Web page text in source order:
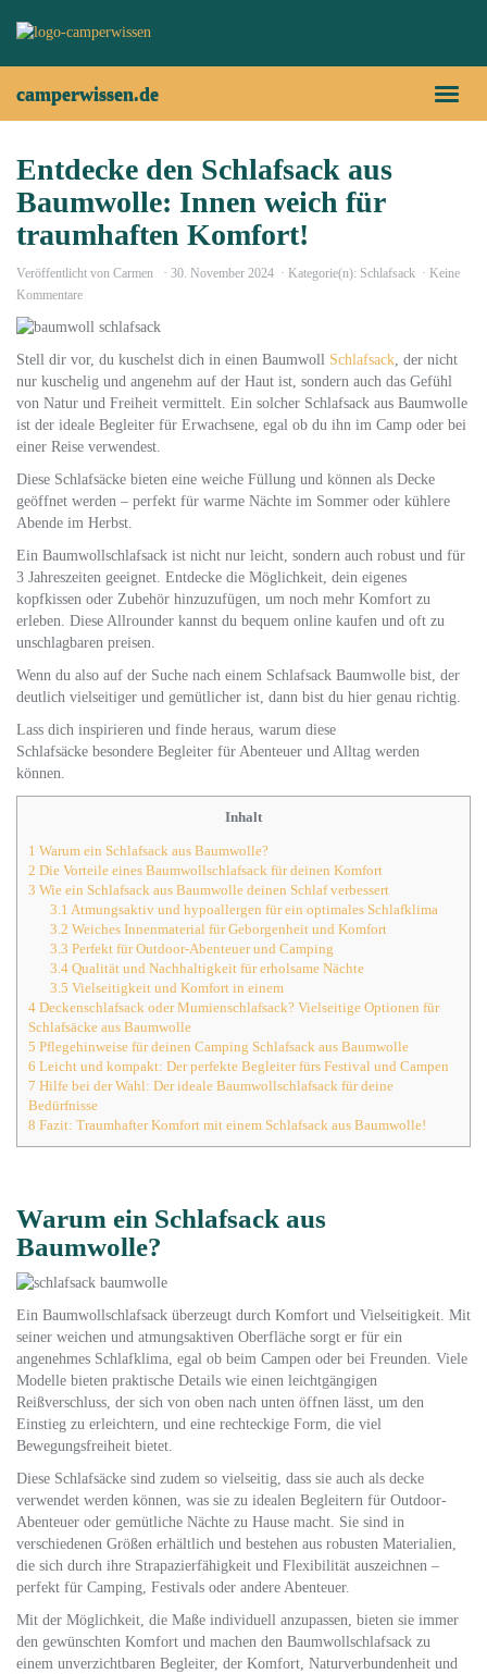
Toggle
camperwissen.de
Entdecke den Schlafsack aus
Baumwolle: Innen weich für
traumhaften Komfort!
Veröffentlicht von Carmen 30. November 2024 Kategorie(n): Schlafsack
Keine
Kommentare
Stell dir vor, du kuschelst dich in einen Baumwoll Schlafsack, der nicht
nur kuschelig und angenehm auf der Haut ist, sondern auch das Gefühl
von Natur und Freiheit vermittelt. Ein solcher Schlafsack aus Baumwolle
ist der ideale Begleiter für Erwachsene, egal ob du ihn im Camp oder bei
einer Reise verwendest.
Diese Schlafsäcke bieten eine weiche Füllung und können als Decke
geöffnet werden – perfekt für warme Nächte im Sommer oder kühlere
Abende im Herbst.
Ein Baumwollschlafsack ist nicht nur leicht, sondern auch robust und für
3 Jahreszeiten geeignet. Entdecke die Möglichkeit, dein eigenes
kopfkissen oder Zubehör hinzuzufügen, um noch mehr Komfort zu
erleben. Diese Allrounder kannst du bequem online kaufen und oft zu
unschlagbaren preisen.
Wenn du also auf der Suche nach einem Schlafsack Baumwolle bist, der
deutlich vielseitiger und gemütlicher ist, dann bist du hier genau richtig.
Lass dich inspirieren und finde heraus, warum diese
Schlafsäcke besondere Begleiter für Abenteuer und Alltag werden
können.
Inhalt
1 Warum ein Schlafsack aus Baumwolle?
2 Die Vorteile eines Baumwollschlafsack für deinen Komfort
3 Wie ein Schlafsack aus Baumwolle deinen Schlaf verbessert
3.1 Atmungsaktiv und hypoallergen für ein optimales Schlafklima
3.2 Weiches Innenmaterial für Geborgenheit und Komfort
3.3 Perfekt für Outdoor-Abenteuer und Camping
3.4Qualität und Nachhaltigkeit für erholsame Nächte
3.5 Vielseitigkeit und Komfort in einem
4 Deckenschlafsack oder Mumienschlafsack? Vielseitige Optionen für
Schlafsäcke aus Baumwolle
5 Pflegehinweise für deinen Camping Schlafsack aus Baumwolle
6 Leicht und kompakt: Der perfekte Begleiter fürs Festival und Campen
7 Hilfe bei der Wahl: Der ideale Baumwollschlafsack für deine
Bedürfnisse
8 Fazit: Traumhafter Komfort mit einem Schlafsack aus Baumwolle!
Warum ein Schlafsack aus
Baumwolle?
Ein Baumwollschlafsack überzeugt durch Komfort und Vielseitigkeit. Mit
seiner weichen und atmungsaktiven Oberfläche sorgt er für ein
angenehmes Schlafklima, egal ob beim Campen oder bei Freunden. Viele
Modelle bieten praktische Details wie einen leichtgängigen
Reißverschluss, der sich von oben nach unten öffnen lässt, um den
Einstieg zu erleichtern, und eine rechteckige Form, die viel
Bewegungsfreiheit bietet.
Diese Schlafsäcke sind zudem so vielseitig, dass sie auch als decke
verwendet werden können, was sie zu idealen Begleitern für Outdoor-
Abenteuer oder gemütliche Nächte zu Hause macht. Sie sind in
verschiedenen Größen erhältlich und bestehen aus robusten Materialien,
die sich durch ihre Strapazierfähigkeit und Flexibilität auszeichnen –
perfekt für Camping, Festivals oder andere Abenteuer.
Mit der Möglichkeit, die Maße individuell anzupassen, bieten sie immer
den gewünschten Komfort und machen den Baumwollschlafsack zu
einem unverzichtbaren Begleiter, der Komfort, Naturverbundenheit und